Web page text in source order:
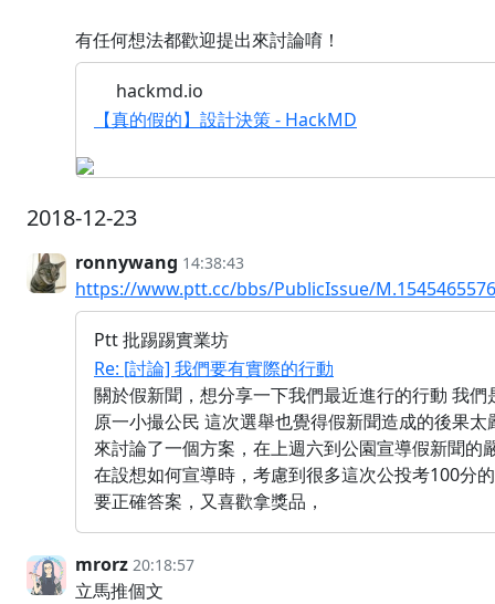
有任何想法都歡迎提出來討論唷！
hackmd.io
【真的假的】設計決策 - HackMD
2018-12-23
ronnywang 14:38:43
https://www.ptt.cc/bbs/PublicIssue/
Ptt 批踢踢實業坊
Re: [討論] 我們要有實際的行動
關於假新聞，想分享一下我們最近進行的行動 我們
原一小撮公民 這次選舉也覺得假新聞造成的後果太
來討論了一個方案，在上週六到公園宣導假新聞的
在設想如何宣導時，考慮到很多這次公投考100分
要正確答案，又喜歡拿獎品，
mrorz 20:18:57
立馬推個文